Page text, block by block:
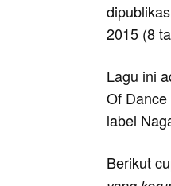
2015 (8
Lagu ini
Of
label
Berikut